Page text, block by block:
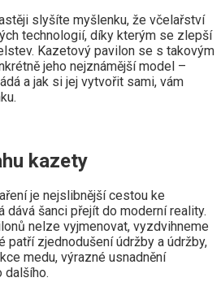
slyšíte myšlenku, že včelařství
technologií, díky kterým se zlepší
Kazetový pavilon se s takovým
jeho nejznámější model –
a jak si jej vytvořit sami, vám
kazety
je nejslibnější cestou ke
dává šanci přejít do moderní reality.
nelze vyjmenovat, vyzdvihneme
patří zjednodušení údržby a údržby,
medu, výrazné usnadnění
dalšího.